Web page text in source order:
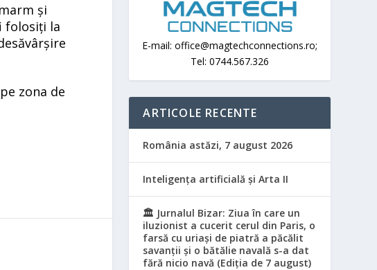
și
folosiți la
zona de
E-mail: office@magtechconnections.ro;
Tel: 0744.567.326
ARTICOLE RECENTE
România astăzi, 7 august 2026
Inteligența artificială și Arta II
🏛️ Jurnalul Bizar: Ziua în care un
iluzionist a cucerit cerul din Paris, o
farsă cu uriași de piatră a păcălit
savanții și o bătălie navală s-a dat
fără nicio navă (Ediția de 7 august)